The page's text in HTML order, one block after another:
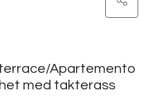
Apartemento
med takterass